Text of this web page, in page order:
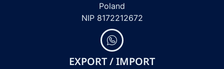
Poland
NIP 8172212672
EXPORT / IMPORT